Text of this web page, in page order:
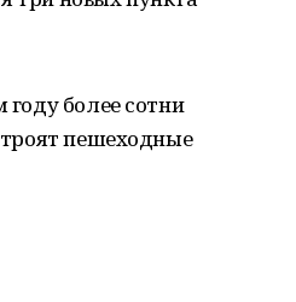
более сотни
пешеходные